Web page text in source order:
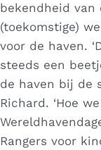
bekendheid van
(toekomstige)
voor de haven.
steeds een
de haven bij de
Richard. ‘Hoe
Rangers voor